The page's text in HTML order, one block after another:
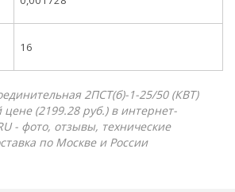
16
2ПСТ(б)-1-25/50 (КВТ)
(2199.28 руб.) в интернет-
- фото, отзывы, технические
по Москве и России